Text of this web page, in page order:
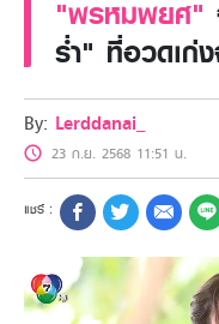
เคเบิลและจาน
สิทธิพิเศษ
Showtime
HoReCa
แพ็กเกจสำหรับ
หาร้านร่วมรายก
FAQs
"พรหมพยศ"
ร่ำ" ที่อวดเก่
By: Lerddanai_
23 ก.ย. 2568 11:51 น.